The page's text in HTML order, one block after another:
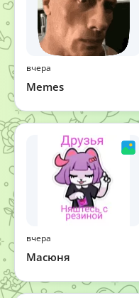
вчера
Memes
вчера
Масюня